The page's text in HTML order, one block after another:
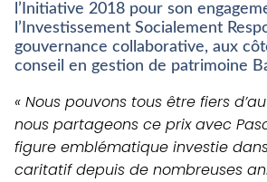
l’Initiative 2018 pour son
l’Investissement Socialement
gouvernance collaborative, aux
conseil en gestion de patrimoine
« Nous pouvons tous être fiers
nous partageons ce prix avec
figure emblématique investie dans
caritatif depuis de nombreuses